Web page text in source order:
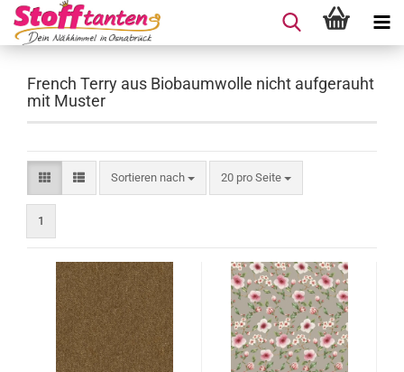
French Terry aus Biobaumwolle nicht aufgerauht
mit Muster
Sortieren nach
Sortieren nach 20 pro Seite
pro Seite
1